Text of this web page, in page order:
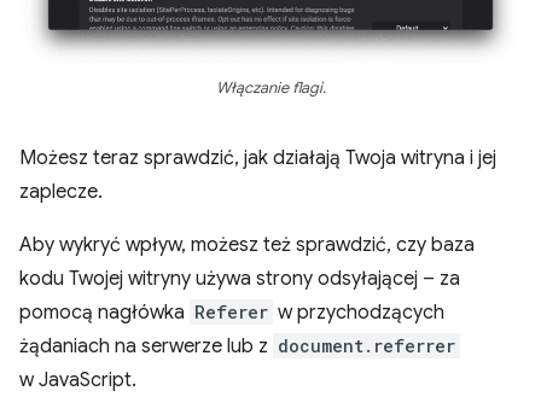
Włączanie flagi.
Możesz teraz sprawdzić, jak działają Twoja witryna i jej
zaplecze.
Aby wykryć wpływ, możesz też sprawdzić, czy baza
kodu Twojej witryny używa strony odsyłającej – za
pomocą nagłówka Referer w przychodzących
żądaniach na serwerze lub z document.referrer
w JavaScript.